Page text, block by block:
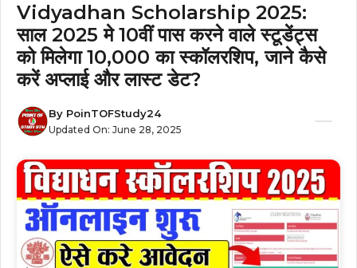
Vidyadhan Scholarship 2025:
साल 2025 मे 10वीं पास करने वाले स्टूडेंट्स
को मिलेगा ₹10,000 का स्कॉलरशिप, जाने कैसे
करें अप्लाई और लास्ट डेट?
By PoinTOFStudy24
Updated On: June 28, 2025